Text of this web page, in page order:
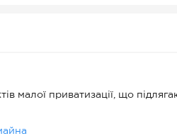
малої приватизації, що